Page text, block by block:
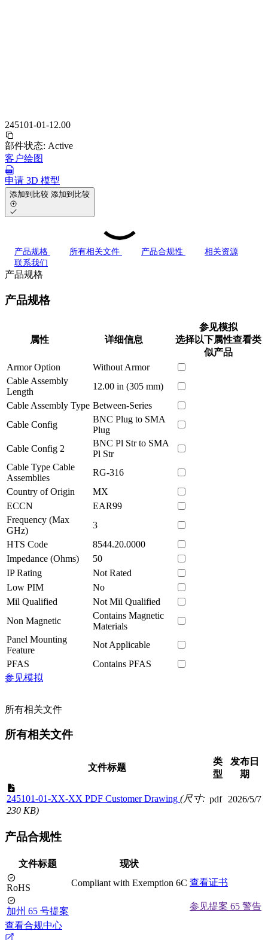
245101-01-12.00
部件状态: Active
客户绘图
申请 3D 模型
添加到比较 添加到比较
产品规格 所有相关文件 产品合规性
相关资源
联系我们
产品规格
产品规格
属性 详细信息
参见模拟
选择以下属性查看类
似产品
Armor Option
Without Armor
Cable Assembly
Length
12.00 in (305 mm)
Cable Assembly Type Between-Series
Cable Config
BNC Plug to SMA
Plug
Cable Config 2
BNC Pl Str to SMA
Pl Str
Cable Type Cable
Assemblies
RG-316
Country of Origin
MX
ECCN
EAR99
Frequency (Max
GHz)
3
HTS Code
8544.20.0000
Impedance (Ohms)
50
IP Rating
Not Rated
Low PIM
No
Mil Qualified
Not Mil Qualified
Non Magnetic
Contains Magnetic
Materials
Panel Mounting
Feature
Not Applicable
PFAS
Contains PFAS
参见模拟
所有相关文件
所有相关文件
文件标题
类
型
发布日
期
245101-01-XX-XX PDF Customer Drawing (尺寸:
230 KB)
pdf 2026/5/7
产品合规性
文件标题 现状
RoHS Compliant with Exemption 6C 查看证书
加州 65 号提案
参见提案 65 警告
查看合规中心